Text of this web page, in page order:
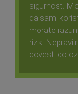
sigurnost.
da sami
morate
rizik.
dovesti do